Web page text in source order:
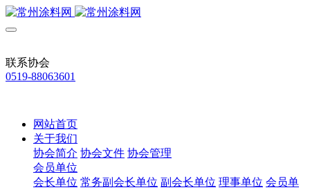
联系协会
0519-88063601
网站首页
关于我们
协会简介 协会文件 协会管理
会员单位
会长单位 常务副会长单位 副会长单位 理事单位 会员单